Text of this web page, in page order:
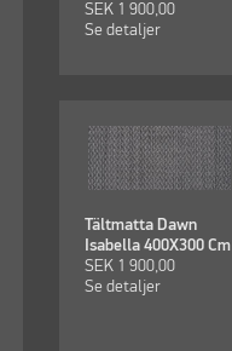
SEK 1 900,00
Se detaljer
Tältmatta Dawn
Isabella 400X300 Cm
SEK 1 900,00
Se detaljer